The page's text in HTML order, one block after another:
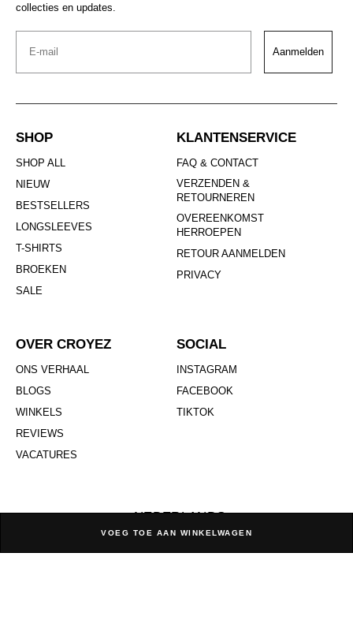
VOEG TOE AAN WINKELWAGEN
collecties en updates.
Email
Aanmelden
SHOP
SHOP ALL
NIEUW
BESTSELLERS
LONGSLEEVES
T-SHIRTS
BROEKEN
SALE
KLANTENSERVICE
FAQ & CONTACT
VERZENDEN &
RETOURNEREN
OVEREENKOMST
HERROEPEN
RETOUR AANMELDEN
PRIVACY
OVER CROYEZ
ONS VERHAAL
BLOGS
WINKELS
REVIEWS
VACATURES
SOCIAL
INSTAGRAM
FACEBOOK
TIKTOK
NEDERLANDS